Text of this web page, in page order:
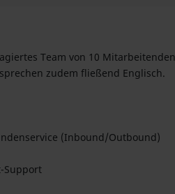
Team von 10
zudem fließend Englisch.
(Inbound/Outbound)
Support